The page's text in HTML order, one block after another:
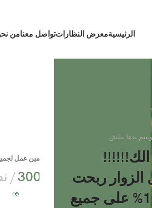
بدها تبلش
الك!!!!!!
الزوار ربحت
معنا خصم 10% على جميع
الرئيسيةمعرض النظاراتتواصل معنامن
التسليم خلال يومين عمل
300,00 ₪